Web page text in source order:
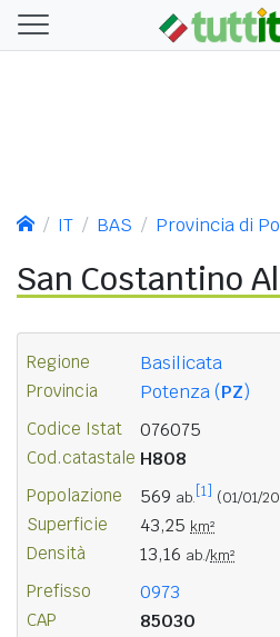
IT BAS Provincia di
San Costantino
Regione Basilicata
Provincia Potenza (PZ)
Codice Istat 076075
Cod.catastale H808
Popolazione 569 ab. [1] (01/01/
Superficie 43,25 km²
Densità 13,16 ab./km²
Prefisso 0973
CAP 85030